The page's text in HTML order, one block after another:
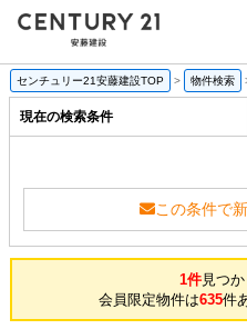
センチュリー21安藤建設TOP > 物件検索
現在の検索条件
この条件で
1件見つか
会員限定物件は635件